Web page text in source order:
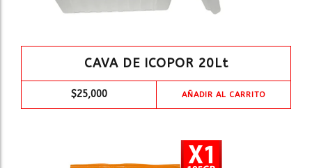
CAVA DE ICOPOR 20Lt
$25,000 AÑADIR AL CARRITO